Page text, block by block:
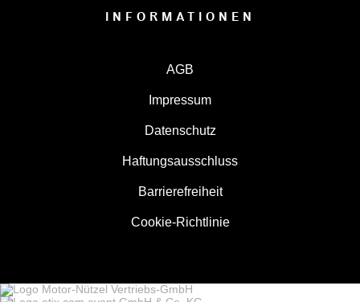
INFORMATIONEN
AGB
Impressum
Datenschutz
Haftungsausschluss
Barrierefreiheit
Cookie-Richtlinie